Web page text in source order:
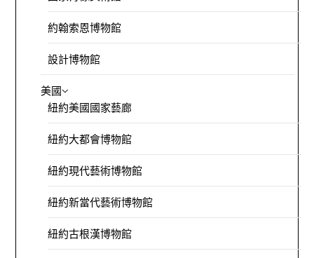
約翰索恩博物館
設計博物館
美國
紐約美國國家藝廊
紐約大都會博物館
紐約現代藝術博物館
紐約新當代藝術博物館
紐約古根漢博物館